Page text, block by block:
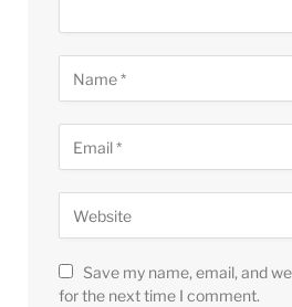
Save my name, email, and
for the next time I comment.